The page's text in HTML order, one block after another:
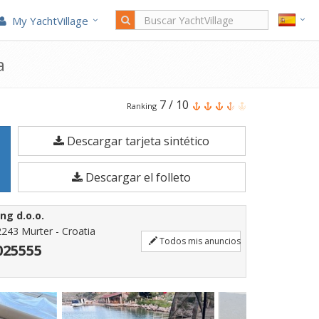
My YachtVillage
El
Sealine
Sealine
T
50
es
Barco
de
Ranking 7/ 10
Descargar tarjeta sintético
Descargar el folleto
d.o.o.
Murter - Croatia
Todos mis anuncios